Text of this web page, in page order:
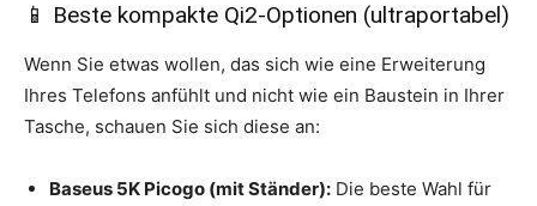
📱 Beste kompakte Qi2-Optionen (ultraportabel)
Wenn Sie etwas wollen, das sich wie eine Erweiterung
Ihres Telefons anfühlt und nicht wie ein Baustein in Ihrer
Tasche, schauen Sie sich diese an:
Baseus 5K Picogo (mit Ständer): Die beste Wahl für